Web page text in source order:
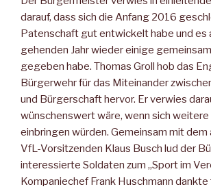
darauf, dass sich die Anfang 2016
Patenschaft gut entwickelt habe und es
gehenden Jahr wieder einige
gegeben habe. Thomas Groll hob das
Bürgerwehr für das Miteinander
und Bürgerschaft hervor. Er verwies
wünschenswert wäre, wenn sich
einbringen würden. Gemeinsam mit dem
VfL-Vorsitzenden Klaus Busch lud der
interessierte Soldaten zum „Sport im
Kompaniechef Frank Huschmann dankte